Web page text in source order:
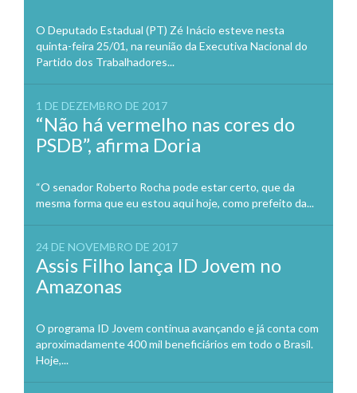
O Deputado Estadual (PT) Zé Inácio esteve nesta
quinta-feira 25/01, na reunião da Executiva Nacional do
Partido dos Trabalhadores...
1 DE DEZEMBRO DE 2017
“Não há vermelho nas cores do
PSDB”, afirma Doria
“O senador Roberto Rocha pode estar certo, que da
mesma forma que eu estou aqui hoje, como prefeito da...
24 DE NOVEMBRO DE 2017
Assis Filho lança ID Jovem no
Amazonas
O programa ID Jovem continua avançando e já conta com
aproximadamente 400 mil beneficiários em todo o Brasil.
Hoje,...